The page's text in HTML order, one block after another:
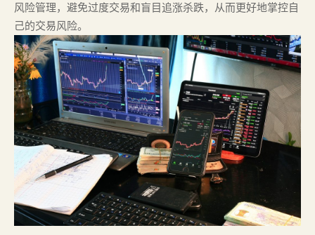
风险管理，避免过度交易和盲目追涨杀跌，从而更好地掌控自
己的交易风险。